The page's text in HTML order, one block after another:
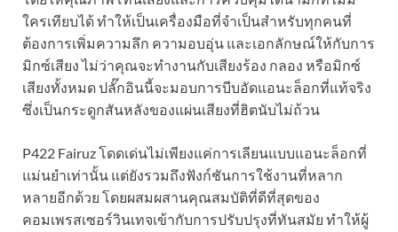
ใครเทียบได้ ทำให้เป็นเครื่องมือที่จำเป็นสำหรับทุกคนที่
ต้องการเพิ่มความลึก ความอบอุ่น และเอกลักษณ์ให้กับการ
มิกซ์เสียง ไม่ว่าคุณจะทำงานกับเสียงร้อง กลอง หรือมิกซ์
เสียงทั้งหมด ปลั๊กอินนี้จะมอบการบีบอัดแอนะล็อกที่แท้จริง
ซึ่งเป็นกระดูกสันหลังของแผ่นเสียงที่ฮิตนับไม่ถ้วน
P422 Fairuz โดดเด่นไม่เพียงแค่การเลียนแบบแอนะล็อกที่
แม่นยำเท่านั้น แต่ยังรวมถึงฟังก์ชันการใช้งานที่หลาก
หลายอีกด้วย โดยผสมผสานคุณสมบัติที่ดีที่สุดของ
คอมเพรสเซอร์วินเทจเข้ากับการปรับปรุงที่ทันสมัย ​​ทำให้ผู้